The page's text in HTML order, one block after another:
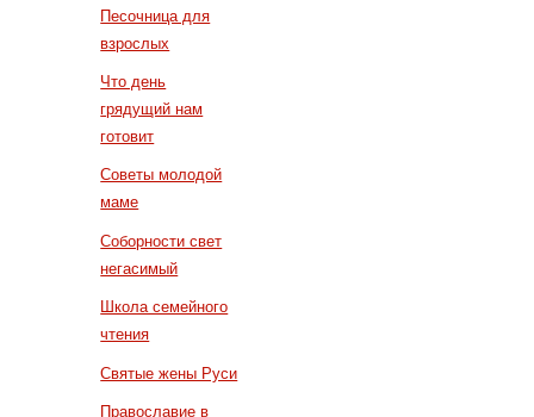
Песочница для
взрослых
Что день
грядущий нам
готовит
Советы молодой
маме
Соборности свет
негасимый
Школа семейного
чтения
Святые жены Руси
Православие в